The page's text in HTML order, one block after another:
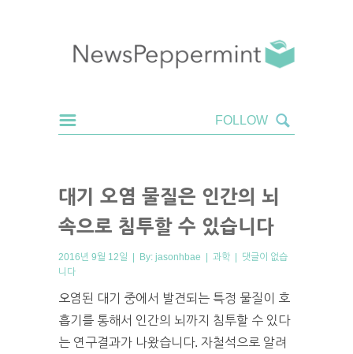
대기 오염 물질은 인간의 뇌
속으로 침투할 수 있습니다
2016년 9월 12일 | By: jasonhbae | 과학 | 댓글이 없습
니다
오염된 대기 중에서 발견되는 특정 물질이 호
흡기를 통해서 인간의 뇌까지 침투할 수 있다
는 연구결과가 나왔습니다. 자철석으로 알려